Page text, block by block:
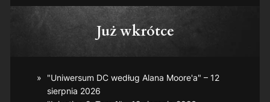
Już wkrótce
"Uniwersum DC według Alana Moore'a" – 12
sierpnia 2026